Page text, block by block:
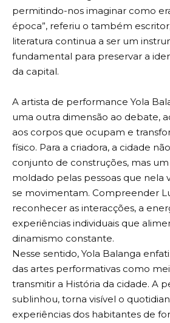
permitindo-nos imaginar como
época”, referiu o também
literatura continua a ser um
fundamental para preservar a
da capital.
A artista de performance Yola
uma outra dimensão ao debate,
aos corpos que ocupam e
físico. Para a criadora, a cidade
conjunto de construções, mas
moldado pelas pessoas que nela
se movimentam. Compreender
reconhecer as interacções, a
experiências individuais que
dinamismo constante.
Nesse sentido, Yola Balanga
das artes performativas como
transmitir a História da cidade. A
sublinhou, torna visível o
experiências dos habitantes de